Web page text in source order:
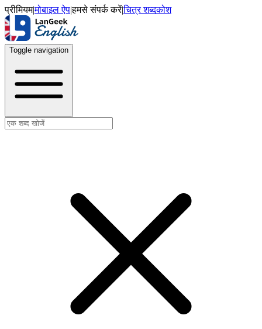
प्रीमियम|मोबाइल ऐप|हमसे संपर्क करें|चित्र शब्दकोश
Toggle navigation